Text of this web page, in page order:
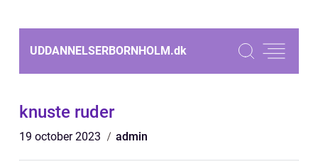
UDDANNELSERBORNHOLM.dk
knuste ruder
19 october 2023 admin